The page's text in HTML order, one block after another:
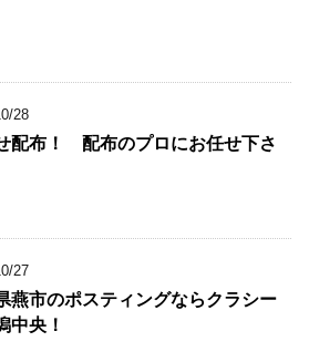
28
配布！ 配布のプロにお任せ下さ
27
燕市のポスティングならクラシー
中央！